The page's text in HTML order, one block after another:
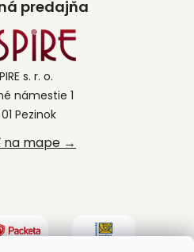
predajňa
s. r. o.
námestie 1
Pezinok
na mape →